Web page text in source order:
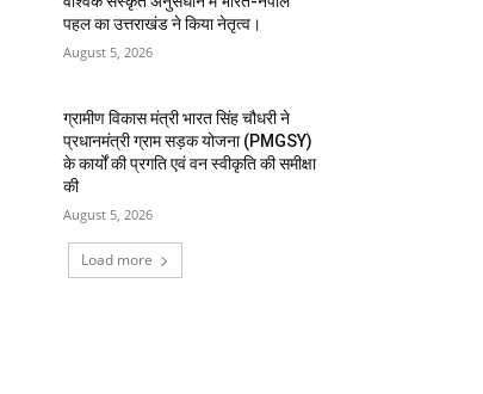
पहल का उत्तराखंड ने किया नेतृत्व।
August 5, 2026
ग्रामीण विकास मंत्री भारत सिंह चौधरी ने
प्रधानमंत्री ग्राम सड़क योजना (PMGSY)
के कार्यों की प्रगति एवं वन स्वीकृति की समीक्षा
की
August 5, 2026
Load more